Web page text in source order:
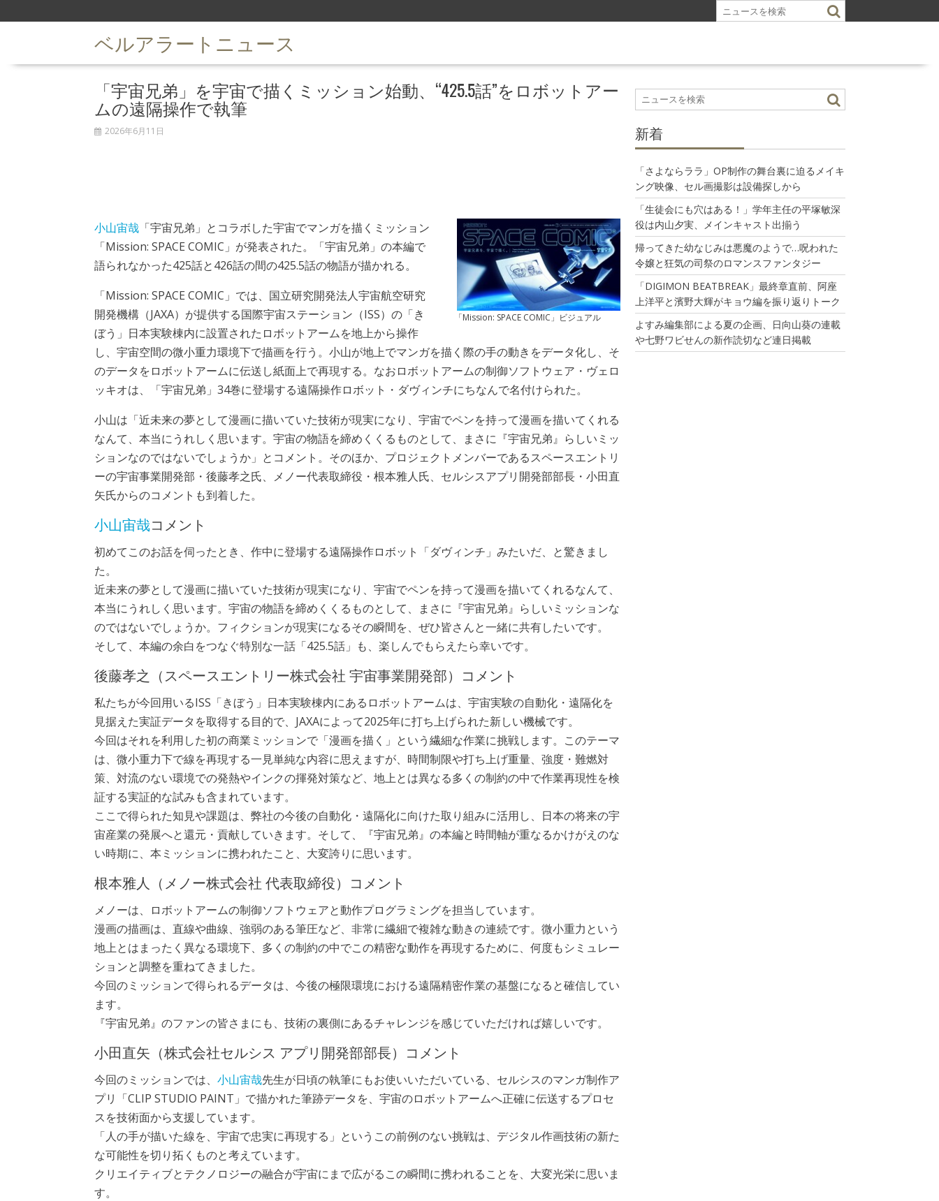
k
ベルアラートニュース
「宇宙兄弟」を宇宙で描くミッション始動、“425.5話”をロボットアー
ムの遠隔操作で執筆
2026年6月11日
「Mission: SPACE COMIC」ビジュアル
小山宙哉「宇宙兄弟」とコラボした宇宙でマンガを描くミッション
「Mission: SPACE COMIC」が発表された。「宇宙兄弟」の本編で
語られなかった425話と426話の間の425.5話の物語が描かれる。
「Mission: SPACE COMIC」では、国立研究開発法人宇宙航空研究
開発機構（JAXA）が提供する国際宇宙ステーション（ISS）の「き
ぼう」日本実験棟内に設置されたロボットアームを地上から操作
し、宇宙空間の微小重力環境下で描画を行う。小山が地上でマンガを描く際の手の動きをデータ化し、そ
のデータをロボットアームに伝送し紙面上で再現する。なおロボットアームの制御ソフトウェア・ヴェロ
ッキオは、「宇宙兄弟」34巻に登場する遠隔操作ロボット・ダヴィンチにちなんで名付けられた。
小山は「近未来の夢として漫画に描いていた技術が現実になり、宇宙でペンを持って漫画を描いてくれる
なんて、本当にうれしく思います。宇宙の物語を締めくくるものとして、まさに『宇宙兄弟』らしいミッ
ションなのではないでしょうか」とコメント。そのほか、プロジェクトメンバーであるスペースエントリ
ーの宇宙事業開発部・後藤孝之氏、メノー代表取締役・根本雅人氏、セルシスアプリ開発部部長・小田直
矢氏からのコメントも到着した。
小山宙哉コメント
初めてこのお話を伺ったとき、作中に登場する遠隔操作ロボット「ダヴィンチ」みたいだ、と驚きまし
た。
近未来の夢として漫画に描いていた技術が現実になり、宇宙でペンを持って漫画を描いてくれるなんて、
本当にうれしく思います。宇宙の物語を締めくくるものとして、まさに『宇宙兄弟』らしいミッションな
のではないでしょうか。フィクションが現実になるその瞬間を、ぜひ皆さんと一緒に共有したいです。
そして、本編の余白をつなぐ特別な一話「425.5話」も、楽しんでもらえたら幸いです。
後藤孝之（スペースエントリー株式会社 宇宙事業開発部）コメント
私たちが今回用いるISS「きぼう」日本実験棟内にあるロボットアームは、宇宙実験の自動化・遠隔化を
見据えた実証データを取得する目的で、JAXAによって2025年に打ち上げられた新しい機械です。
今回はそれを利用した初の商業ミッションで「漫画を描く」という繊細な作業に挑戦します。このテーマ
は、微小重力下で線を再現する一見単純な内容に思えますが、時間制限や打ち上げ重量、強度・難燃対
策、対流のない環境での発熱やインクの揮発対策など、地上とは異なる多くの制約の中で作業再現性を検
証する実証的な試みも含まれています。
ここで得られた知見や課題は、弊社の今後の自動化・遠隔化に向けた取り組みに活用し、日本の将来の宇
宙産業の発展へと還元・貢献していきます。そして、『宇宙兄弟』の本編と時間軸が重なるかけがえのな
い時期に、本ミッションに携われたこと、大変誇りに思います。
根本雅人（メノー株式会社 代表取締役）コメント
メノーは、ロボットアームの制御ソフトウェアと動作プログラミングを担当しています。
漫画の描画は、直線や曲線、強弱のある筆圧など、非常に繊細で複雑な動きの連続です。微小重力という
地上とはまったく異なる環境下、多くの制約の中でこの精密な動作を再現するために、何度もシミュレー
ションと調整を重ねてきました。
今回のミッションで得られるデータは、今後の極限環境における遠隔精密作業の基盤になると確信してい
ます。
『宇宙兄弟』のファンの皆さまにも、技術の裏側にあるチャレンジを感じていただければ嬉しいです。
小田直矢（株式会社セルシス アプリ開発部部長）コメント
今回のミッションでは、 小山宙哉先生が日頃の執筆にもお使いいただいている、セルシスのマンガ制作ア
プリ「CLIP STUDIO PAINT」で描かれた筆跡データを、宇宙のロボットアームへ正確に伝送するプロセ
スを技術面から支援しています。
「人の手が描いた線を、宇宙で忠実に再現する」というこの前例のない挑戦は、デジタル作画技術の新た
な可能性を切り拓くものと考えています。
クリエイティブとテクノロジーの融合が宇宙にまで広がるこの瞬間に携われることを、大変光栄に思いま
す。
新着
「さよならララ」OP制作の舞台裏に迫るメイキ
ング映像、セル画撮影は設備探しから
「生徒会にも穴はある！」学年主任の平塚敏深
役は内山夕実、メインキャスト出揃う
帰ってきた幼なじみは悪魔のようで…呪われた
令嬢と狂気の司祭のロマンスファンタジー
「DIGIMON BEATBREAK」最終章直前、阿座
上洋平と濱野大輝がキョウ編を振り返りトーク
よすみ編集部による夏の企画、日向山葵の連載
や七野ワビせんの新作読切など連日掲載